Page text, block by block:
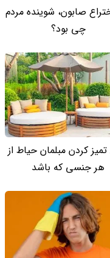
صابون، شوینده مردم
چی بود؟
کردن مبلمان حیاط از
هر جنسی که باشد